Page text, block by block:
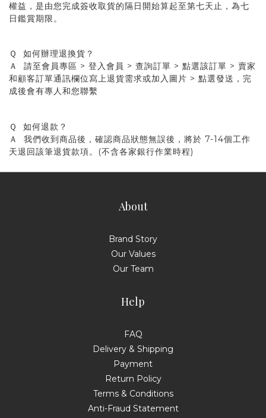
權益，是由您完成簽收取貨的隔日開始算起至第七天止，為七
日鑑賞期限。
Ｑ 如何辦理退換貨？
Ａ 請至會員專區 > 登入會員 > 查詢訂單 > 點選該訂單 > 賣家
和顧客訂單通訊欄位寫上退貨需求或加入圖片 > 點選發送，完
成後會有專人和您聯繫
Ｑ 如何退款？
Ａ 我們收到商品後，確認商品狀態無誤後，將於 7-14個工作
天退回該筆退貨款項。(不含各家銀行作業時程)
About
Brand Story
Our Values
Our Team
Help
FAQ
Delivery & Shipping
Payment
Return Policy
Terms & Conditions
Anti-Fraud Statement